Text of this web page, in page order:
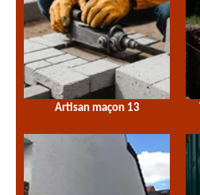
Artisan maçon 13